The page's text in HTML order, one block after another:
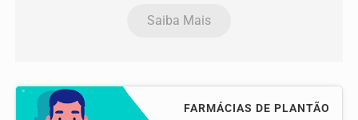
Saiba Mais
FARMÁCIAS DE PLANTÃO